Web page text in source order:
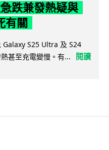
跌兼發熱疑與
有關
S25 Ultra 及 S24
甚至充電變慢。有...
閱讀